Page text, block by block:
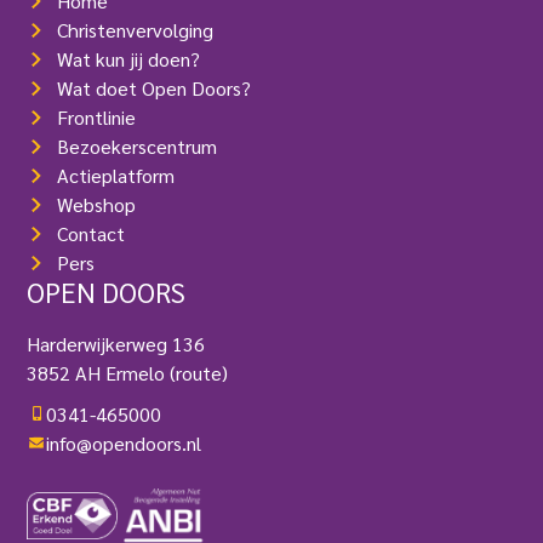
t
Christenvervolging
Wat kun jij doen?
Wat doet Open Doors?
Frontlinie
Bezoekerscentrum
Actieplatform
Webshop
Contact
Pers
OPEN DOORS
Harderwijkerweg 136
3852 AH Ermelo(route)
0341-465000
info@opendoors.nl